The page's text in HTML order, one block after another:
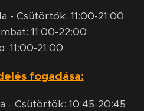
- Csütörtök: 11:00-21:00
11:00-22:00
11:00-21:00
fogadása:
- Csütörtök: 10:45-20:45